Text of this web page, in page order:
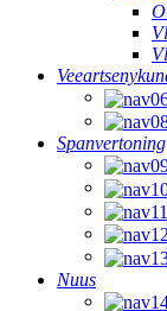
Spanvertoning
Nuus